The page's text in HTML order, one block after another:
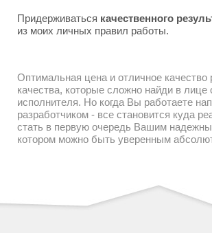
Придерживаться качественного
из моих личных правил работы.
Оптимальная цена и отличное качество
качества, которые сложно найди в лице
исполнителя. Но когда Вы работаете
разработчиком - все становится куда
стать в первую очередь Вашим
котором можно быть уверенным